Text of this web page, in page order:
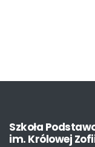
Szkoła
im. Królowej